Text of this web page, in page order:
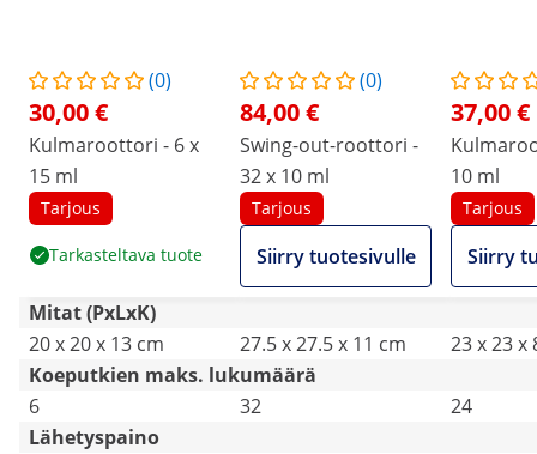
(0)
30,00 €
Kulmaroottori - 6 x
15 ml
Tarjous
Tarkasteltava tuote
(0)
84,00 €
Swing-out-roottori -
32 x 10 ml
Tarjous
Siirry tuotesivulle
37,00 €
10 ml
Tarjous
Siirry
Mitat (PxLxK)
20 x 20 x 13 cm
27.5 x 27.5 x 11 cm
23 x 23 x
Koeputkien maks. lukumäärä
6
32
24
Lähetyspaino